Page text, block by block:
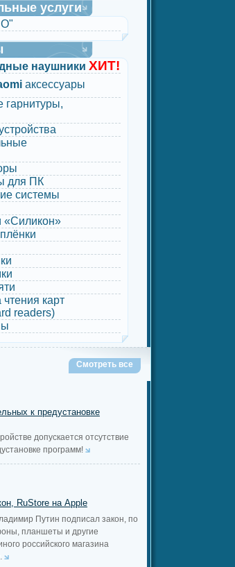
услуги
наушники ХИТ!
аксессуары
гарнитуры,
для ПК
системы
«Силикон»
чтения карт
readers)
Смотреть все
к предустановке
допускается отсутствие
программ!
RuStore на Apple
Путин подписал закон, по
планшеты и другие
российского магазина